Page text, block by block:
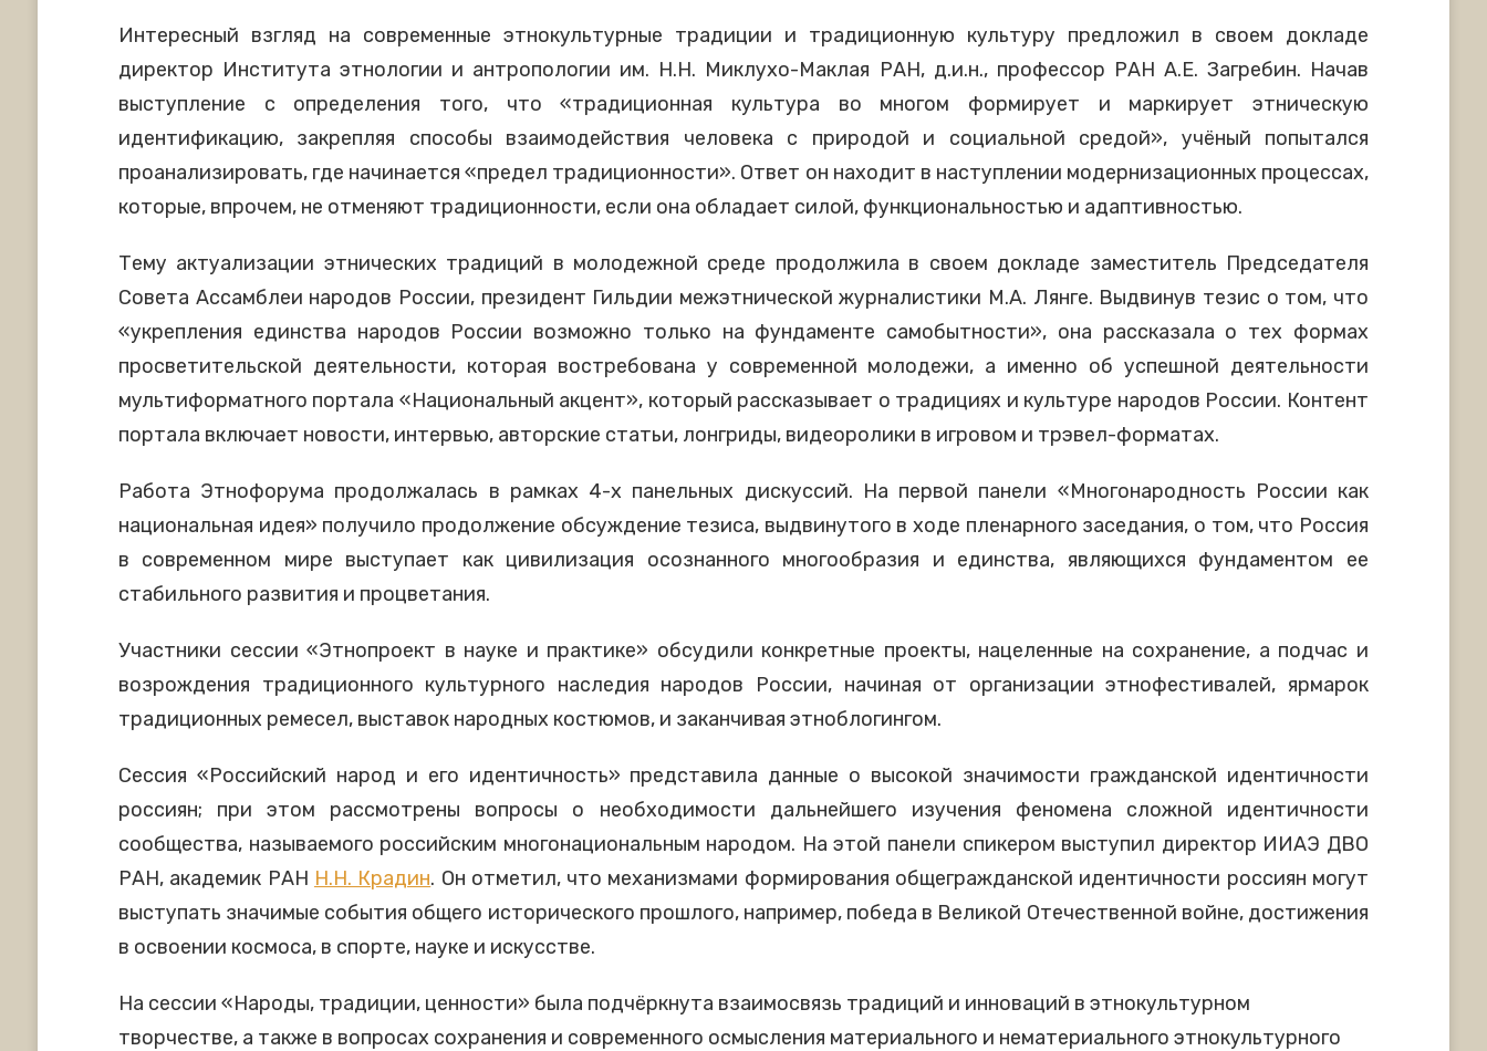
Интересный взгляд на современные этнокультурные традиции и традиционную культуру предложил в своем докладе
директор Института этнологии и антропологии им. Н.Н. Миклухо-Маклая РАН, д.и.н., профессор РАН А.Е. Загребин. Начав
выступление с определения того, что «традиционная культура во многом формирует и маркирует этническую
идентификацию, закрепляя способы взаимодействия человека с природой и социальной средой», учёный попытался
проанализировать, где начинается «предел традиционности». Ответ он находит в наступлении модернизационных процессах,
которые, впрочем, не отменяют традиционности, если она обладает силой, функциональностью и адаптивностью.
Тему актуализации этнических традиций в молодежной среде продолжила в своем докладе заместитель Председателя
Совета Ассамблеи народов России, президент Гильдии межэтнической журналистики М.А. Лянге. Выдвинув тезис о том, что
«укрепления единства народов России возможно только на фундаменте самобытности», она рассказала о тех формах
просветительской деятельности, которая востребована у современной молодежи, а именно об успешной деятельности
мультиформатного портала «Национальный акцент», который рассказывает о традициях и культуре народов России. Контент
портала включает новости, интервью, авторские статьи, лонгриды, видеоролики в игровом и трэвел-форматах.
Работа Этнофорума продолжалась в рамках 4-х панельных дискуссий. На первой панели «Многонародность России как
национальная идея» получило продолжение обсуждение тезиса, выдвинутого в ходе пленарного заседания, о том, что Россия
в современном мире выступает как цивилизация осознанного многообразия и единства, являющихся фундаментом ее
стабильного развития и процветания.
Участники сессии «Этнопроект в науке и практике» обсудили конкретные проекты, нацеленные на сохранение, а подчас и
возрождения традиционного культурного наследия народов России, начиная от организации этнофестивалей, ярмарок
традиционных ремесел, выставок народных костюмов, и заканчивая этноблогингом.
Сессия «Российский народ и его идентичность» представила данные о высокой значимости гражданской идентичности
россиян; при этом рассмотрены вопросы о необходимости дальнейшего изучения феномена сложной идентичности
сообщества, называемого российским многонациональным народом. На этой панели спикером выступил директор ИИАЭ ДВО
РАН, академик РАН Н.Н. Крадин. Он отметил, что механизмами формирования общегражданской идентичности россиян могут
выступать значимые события общего исторического прошлого, например, победа в Великой Отечественной войне, достижения
в освоении космоса, в спорте, науке и искусстве.
На сессии «Народы, традиции, ценности» была подчёркнута взаимосвязь традиций и инноваций в этнокультурном
творчестве, а также в вопросах сохранения и современного осмысления материального и нематериального этнокультурного